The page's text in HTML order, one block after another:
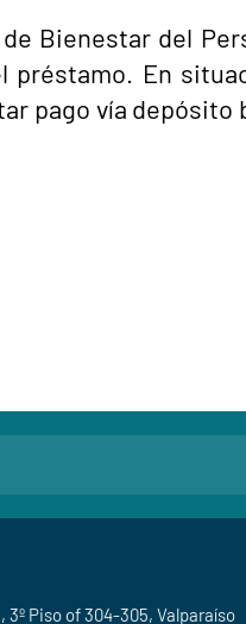
Bienestar del
préstamo. En
pago vía depósito
3º Piso of 304-305, Valparaíso